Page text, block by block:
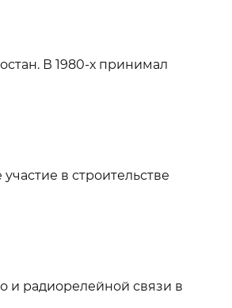
В 1980-х принимал
участие в строительстве
и радиорелейной связи в